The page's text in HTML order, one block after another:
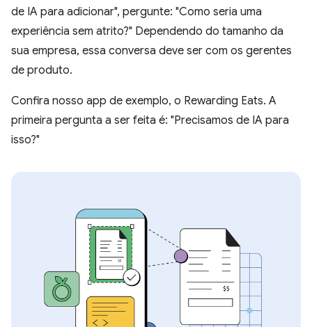
de IA para adicionar", pergunte: "Como seria uma
experiência sem atrito?" Dependendo do tamanho da
sua empresa, essa conversa deve ser com os gerentes
de produto.
Confira nosso app de exemplo, o Rewarding Eats. A
primeira pergunta a ser feita é: "Precisamos de IA para
isso?"